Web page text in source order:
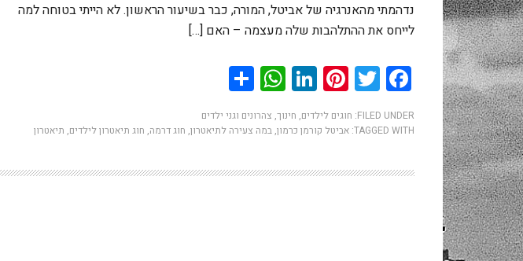
נדהמתי מהאנרגיה של אביטל, המורה, כבר בשיעור הראשון. לא הייתי בטוחה למה
לייחס את ההתלהבות שלה מעצמה – האם […]
Facebook
Twitter
Pinterest
LinkedIn
WhatsApp
FILED UNDER: חוגים לילדים, חינוך, צהרונים וגני ילדים
TAGGED WITH: אביטל קורמן כרמון, במה צעירה לתיאטרון, חוג דרמה, חוג תיאטרון לילדים, תיאטרון